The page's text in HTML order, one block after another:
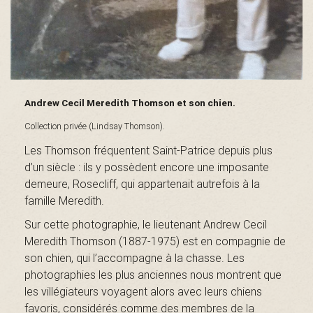
B
a
Andrew Cecil Meredith Thomson et son chien.
Collection privée (Lindsay Thomson).
Les Thomson fréquentent Saint-Patrice depuis plus
d’un siècle : ils y possèdent encore une imposante
demeure, Rosecliff, qui appartenait autrefois à la
famille Meredith.
Sur cette photographie, le lieutenant Andrew Cecil
Meredith Thomson (1887-1975) est en compagnie de
son chien, qui l’accompagne à la chasse. Les
photographies les plus anciennes nous montrent que
les villégiateurs voyagent alors avec leurs chiens
favoris, considérés comme des membres de la